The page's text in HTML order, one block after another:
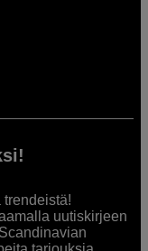
uutiskirjeen